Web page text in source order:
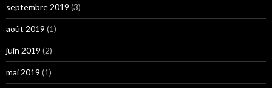
septembre 2019 (3)
août 2019 (1)
juin 2019 (2)
mai 2019 (1)